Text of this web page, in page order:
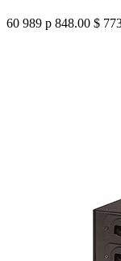
60 989 р 848.00 $